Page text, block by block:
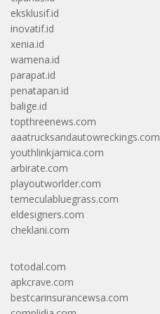
eksklusif.id
inovatif.id
xenia.id
wamena.id
parapat.id
penatapan.id
balige.id
topthreenews.com
aaatrucksandautowreckings.com
youthlinkjamica.com
arbirate.com
playoutworlder.com
temeculabluegrass.com
eldesigners.com
cheklani.com
totodal.com
apkcrave.com
bestcarinsurancewsa.com